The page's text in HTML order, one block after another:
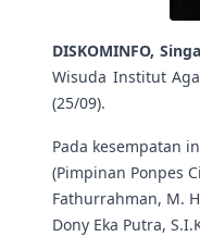
DISKOMINFO,
Wisuda Institut
(25/09).
Pada kesempatan
(Pimpinan Ponpes
Fathurrahman, M.
Dony Eka Putra,